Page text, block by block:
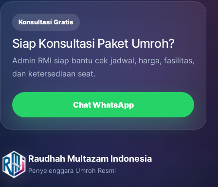
Konsultasi Gratis
Siap Konsultasi Paket Umroh?
Admin RMI siap bantu cek jadwal, harga, fasilitas,
dan ketersediaan seat.
Chat WhatsApp
Raudhah Multazam Indonesia
Penyelenggara Umroh Resmi